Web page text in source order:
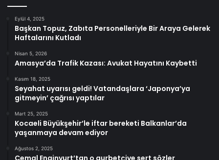
Eylül 4, 2025
Başkan Topuz, Zabıta Personelleriyle Bir Araya Gelerek
Haftalarını Kutladı
Nisan 5, 2026
Amasya’da Trafik Kazası: Avukat Hayatını Kaybetti
Kasım 18, 2025
Seyahat uyarısı geldi! Vatandaşlara ‘Japonya’ya
gitmeyin’ çağrısı yaptılar
Mart 25, 2025
Kocaeli Büyükşehir’le iftar bereketi Balkanlar’da
yaşanmaya devam ediyor
Ağustos 2, 2025
Cemal Enginyurt’tan o gurbetçiye sert sözler